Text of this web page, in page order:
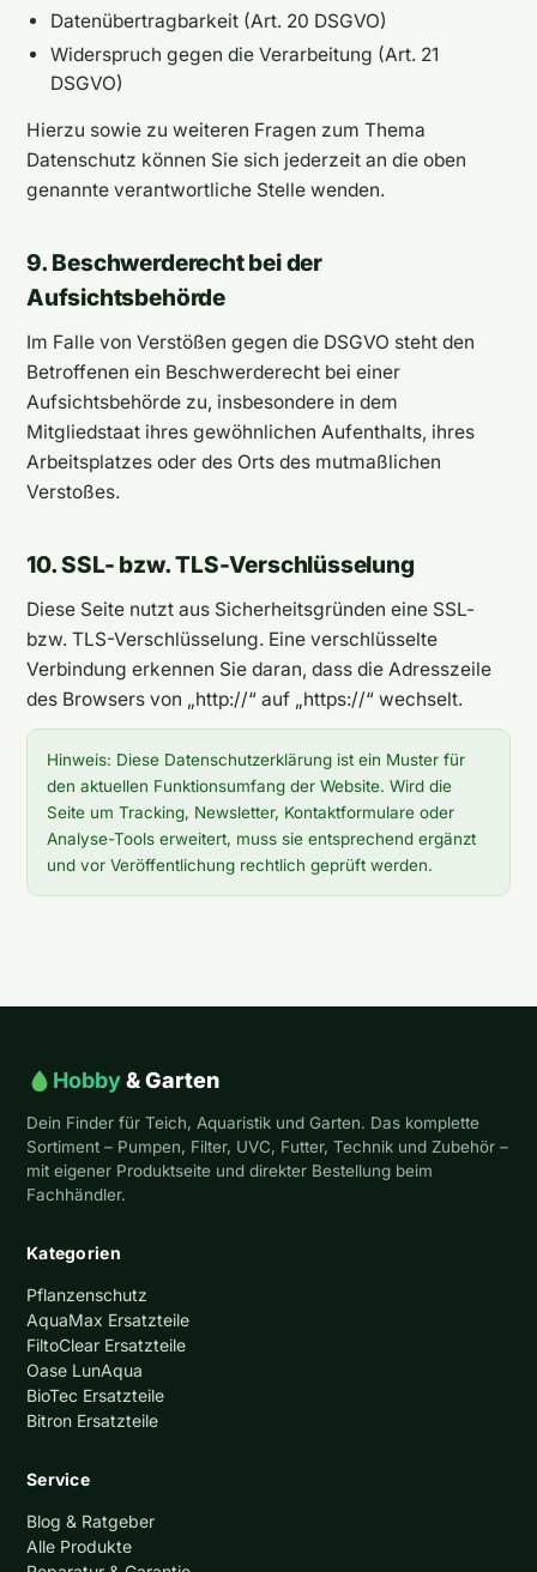
Datenübertragbarkeit (Art. 20 DSGVO)
Widerspruch gegen die Verarbeitung (Art. 21
DSGVO)
Hierzu sowie zu weiteren Fragen zum Thema
Datenschutz können Sie sich jederzeit an die oben
genannte verantwortliche Stelle wenden.
9. Beschwerderecht bei der
Aufsichtsbehörde
Im Falle von Verstößen gegen die DSGVO steht den
Betroffenen ein Beschwerderecht bei einer
Aufsichtsbehörde zu, insbesondere in dem
Mitgliedstaat ihres gewöhnlichen Aufenthalts, ihres
Arbeitsplatzes oder des Orts des mutmaßlichen
Verstoßes.
10. SSL- bzw. TLS-Verschlüsselung
Diese Seite nutzt aus Sicherheitsgründen eine SSL-
bzw. TLS-Verschlüsselung. Eine verschlüsselte
Verbindung erkennen Sie daran, dass die Adresszeile
des Browsers von „http://“ auf „https://“ wechselt.
Hinweis: Diese Datenschutzerklärung ist ein Muster für
den aktuellen Funktionsumfang der Website. Wird die
Seite um Tracking, Newsletter, Kontaktformulare oder
Analyse-Tools erweitert, muss sie entsprechend ergänzt
und vor Veröffentlichung rechtlich geprüft werden.
Hobby& Garten
Dein Finder für Teich, Aquaristik und Garten. Das komplette
Sortiment – Pumpen, Filter, UVC, Futter, Technik und Zubehör –
mit eigener Produktseite und direkter Bestellung beim
Fachhändler.
Kategorien
Pflanzenschutz
AquaMax Ersatzteile
FiltoClear Ersatzteile
Oase LunAqua
BioTec Ersatzteile
Bitron Ersatzteile
Service
Blog & Ratgeber
Alle Produkte